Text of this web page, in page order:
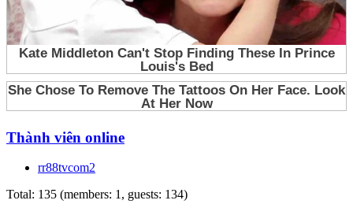
Thành viên online
rr88tvcom2
Total: 135 (members: 1, guests: 134)